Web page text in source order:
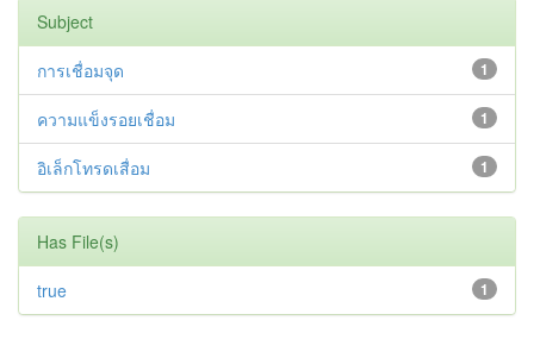
Subject
1
การเชื่อมจุด
1
ความแข็งรอยเชื่อม
1
อิเล็กโทรดเสื่อม
Has File(s)
1
true